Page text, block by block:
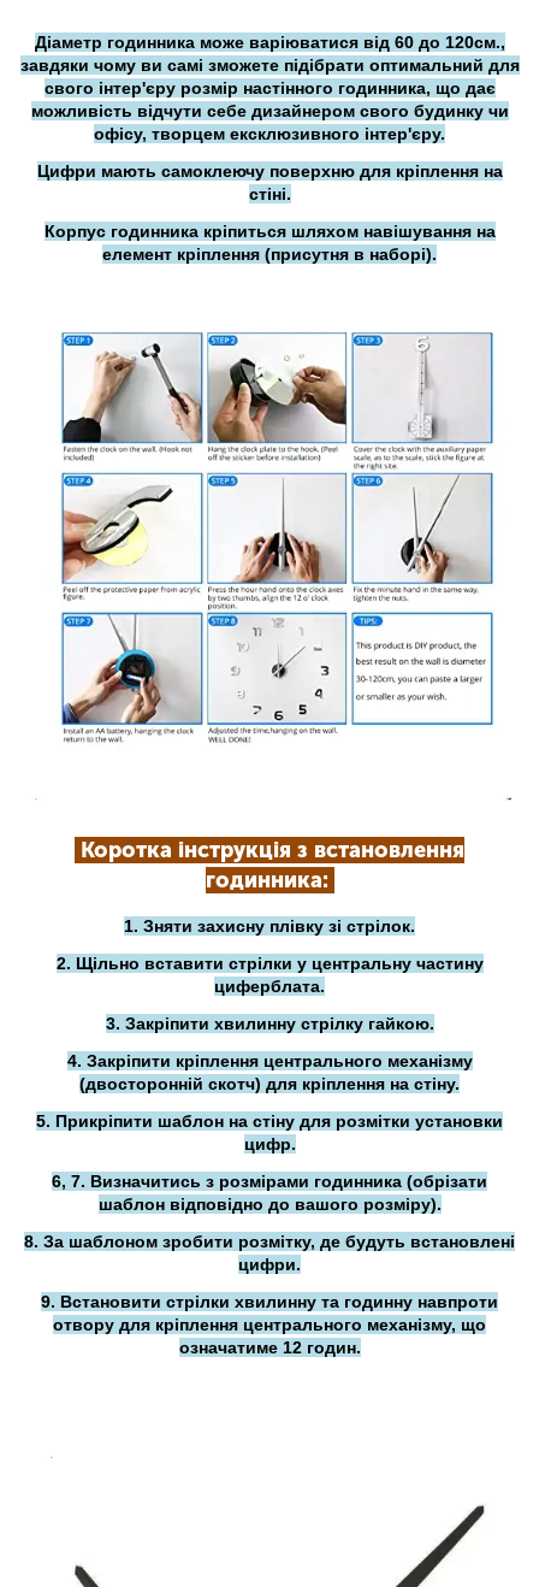
Діаметр годинника може варіюватися від 60 до 120см.,
завдяки чому ви самі зможете підібрати оптимальний для
свого інтер'єру розмір настінного годинника, що дає
можливість відчути себе дизайнером свого будинку чи
офісу, творцем ексклюзивного інтер'єру.
Цифри мають самоклеючу поверхню для кріплення на
стіні.
Корпус годинника кріпиться шляхом навішування на
елемент кріплення (присутня в наборі).
Коротка інструкція з встановлення
годинника:
1. Зняти захисну плівку зі стрілок.
2. Щільно вставити стрілки у центральну частину
циферблата.
3. Закріпити хвилинну стрілку гайкою.
4. Закріпити кріплення центрального механізму
(двосторонній скотч) для кріплення на стіну.
5. Прикріпити шаблон на стіну для розмітки установки
цифр.
6, 7. Визначитись з розмірами годинника (обрізати
шаблон відповідно до вашого розміру).
8. За шаблоном зробити розмітку, де будуть встановлені
цифри.
9. Встановити стрілки хвилинну та годинну навпроти
отвору для кріплення центрального механізму, що
означатиме 12 годин.